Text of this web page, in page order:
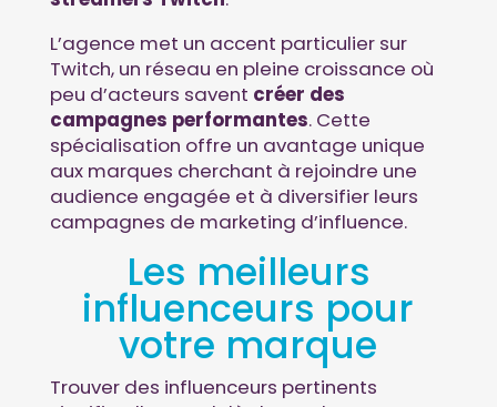
L’agence met un accent particulier sur
Twitch, un réseau en pleine croissance où
peu d’acteurs savent créer des
campagnes performantes. Cette
spécialisation offre un avantage unique
aux marques cherchant à rejoindre une
audience engagée et à diversifier leurs
campagnes de marketing d’influence.
Les meilleurs
influenceurs pour
votre marque
Trouver des influenceurs pertinents